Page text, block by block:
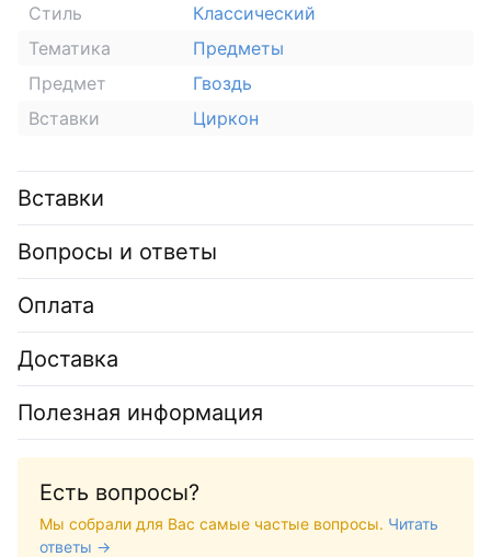
Стиль
Классический
Тематика
Предметы
Предмет
Гвоздь
Вставки
Циркон
Вставки
Вопросы и ответы
Оплата
Доставка
Полезная информация
Есть вопросы?
Мы собрали для Вас самые частые вопросы. Читать
ответы →